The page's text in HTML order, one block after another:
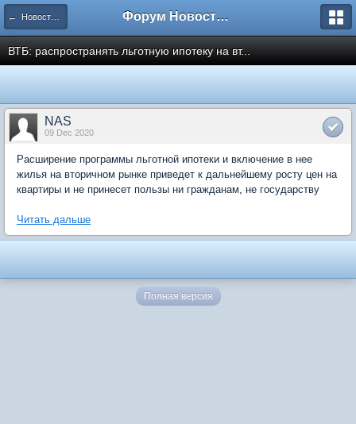
← Новости рынка недвижимости Форум Новостройки
ВТБ: распространять льготную ипотеку на вт...
NAS
09 Dec 2020
Расширение программы льготной ипотеки и включение в нее
жилья на вторичном рынке приведет к дальнейшему росту цен на
квартиры и не принесет пользы ни гражданам, не государству
Читать дальше
Полная версия